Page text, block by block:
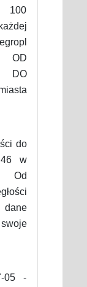
DO
do
w
Od
05 -